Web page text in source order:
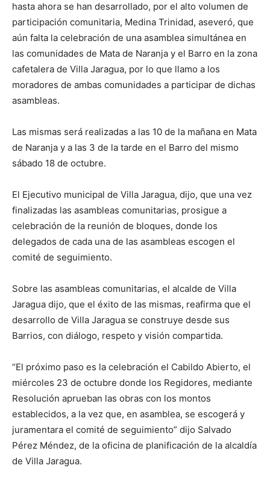
hasta ahora se han desarrollado, por el alto volumen de
participación comunitaria, Medina Trinidad, aseveró, que
aún falta la celebración de una asamblea simultánea en
las comunidades de Mata de Naranja y el Barro en la zona
cafetalera de Villa Jaragua, por lo que llamo a los
moradores de ambas comunidades a participar de dichas
asambleas.
Las mismas será realizadas a las 10 de la mañana en Mata
de Naranja y a las 3 de la tarde en el Barro del mismo
sábado 18 de octubre.
El Ejecutivo municipal de Villa Jaragua, dijo, que una vez
finalizadas las asambleas comunitarias, prosigue a
celebración de la reunión de bloques, donde los
delegados de cada una de las asambleas escogen el
comité de seguimiento.
Sobre las asambleas comunitarias, el alcalde de Villa
Jaragua dijo, que el éxito de las mismas, reafirma que el
desarrollo de Villa Jaragua se construye desde sus
Barrios, con diálogo, respeto y visión compartida.
“El próximo paso es la celebración el Cabildo Abierto, el
miércoles 23 de octubre donde los Regidores, mediante
Resolución aprueban las obras con los montos
establecidos, a la vez que, en asamblea, se escogerá y
juramentara el comité de seguimiento” dijo Salvado
Pérez Méndez, de la oficina de planificación de la alcaldía
de Villa Jaragua.